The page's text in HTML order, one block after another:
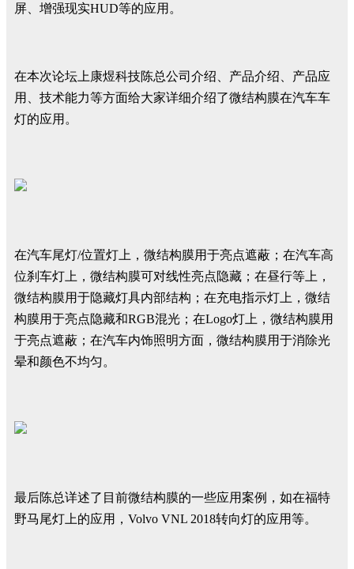
屏、增强现实HUD等的应用。
在本次论坛上康煜科技陈总公司介绍、产品介绍、产品应
用、技术能力等方面给大家详细介绍了微结构膜在汽车车
灯的应用。
在汽车尾灯/位置灯上，微结构膜用于亮点遮蔽；在汽车高
位刹车灯上，微结构膜可对线性亮点隐藏；在昼行等上，
微结构膜用于隐藏灯具内部结构；在充电指示灯上，微结
构膜用于亮点隐藏和RGB混光；在Logo灯上，微结构膜用
于亮点遮蔽；在汽车内饰照明方面，微结构膜用于消除光
晕和颜色不均匀。
最后陈总详述了目前微结构膜的一些应用案例，如在福特
野马尾灯上的应用，Volvo VNL 2018转向灯的应用等。